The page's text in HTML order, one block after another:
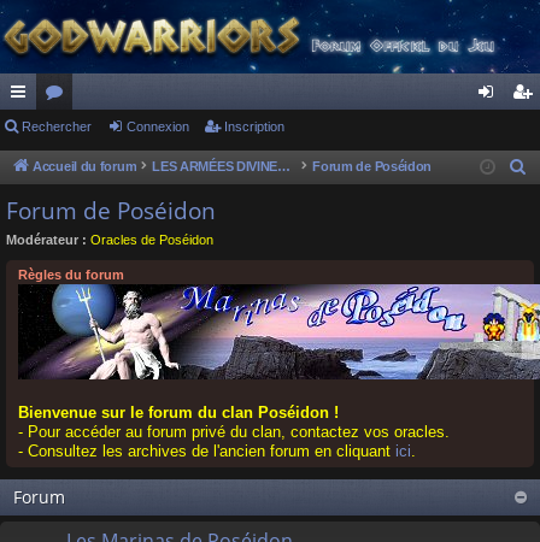
ac
co
ur
ci
or
u
s
ne cri
Rechercher Connexion Inscription
Accueil du forum LES ARMÉES DIVINES - FORUMS DE CLAN Forum de Poséidon
r
c
h
e
Forum de Poséidon
Modérateur : Oracles de Poséidon
Règles du forum
Bienvenue sur le forum du clan Poséidon !
- Pour accéder au forum privé du clan, contactez vos oracles.
- Consultez les archives de l'ancien forum en cliquant ici.
Forum